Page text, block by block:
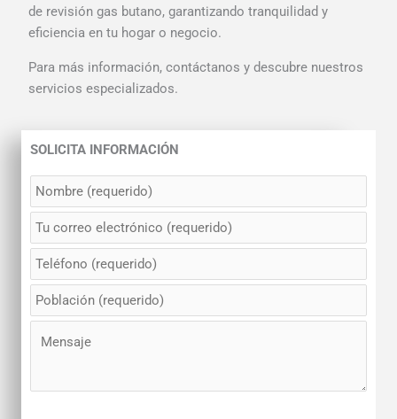
de revisión gas butano, garantizando tranquilidad y
eficiencia en tu hogar o negocio.
Para más información, contáctanos y descubre nuestros
servicios especializados.
SOLICITA INFORMACIÓN